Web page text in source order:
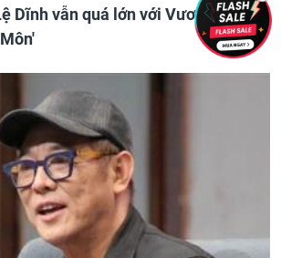
Dĩnh vẫn quá lớn với Vương Dịch